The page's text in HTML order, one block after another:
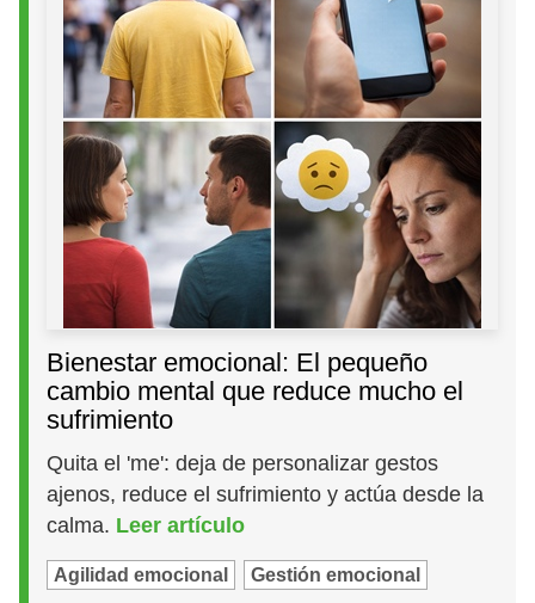
Bienestar emocional: El pequeño
cambio mental que reduce mucho el
sufrimiento
Quita el 'me': deja de personalizar gestos
ajenos, reduce el sufrimiento y actúa desde la
calma. Leer artículo
Agilidad emocional Gestión emocional